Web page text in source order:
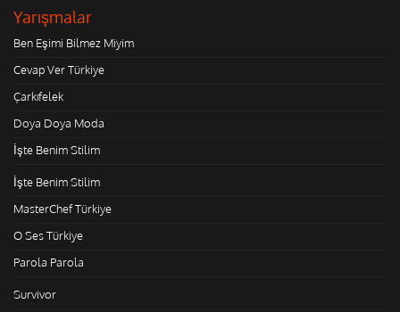
Yarışmalar
Ben Eşimi Bilmez Miyim
Cevap Ver Türkiye
Çarkıfelek
Doya Doya Moda
İşte Benim Stilim
İşte Benim Stilim
MasterChef Türkiye
O Ses Türkiye
Parola Parola
Survivor